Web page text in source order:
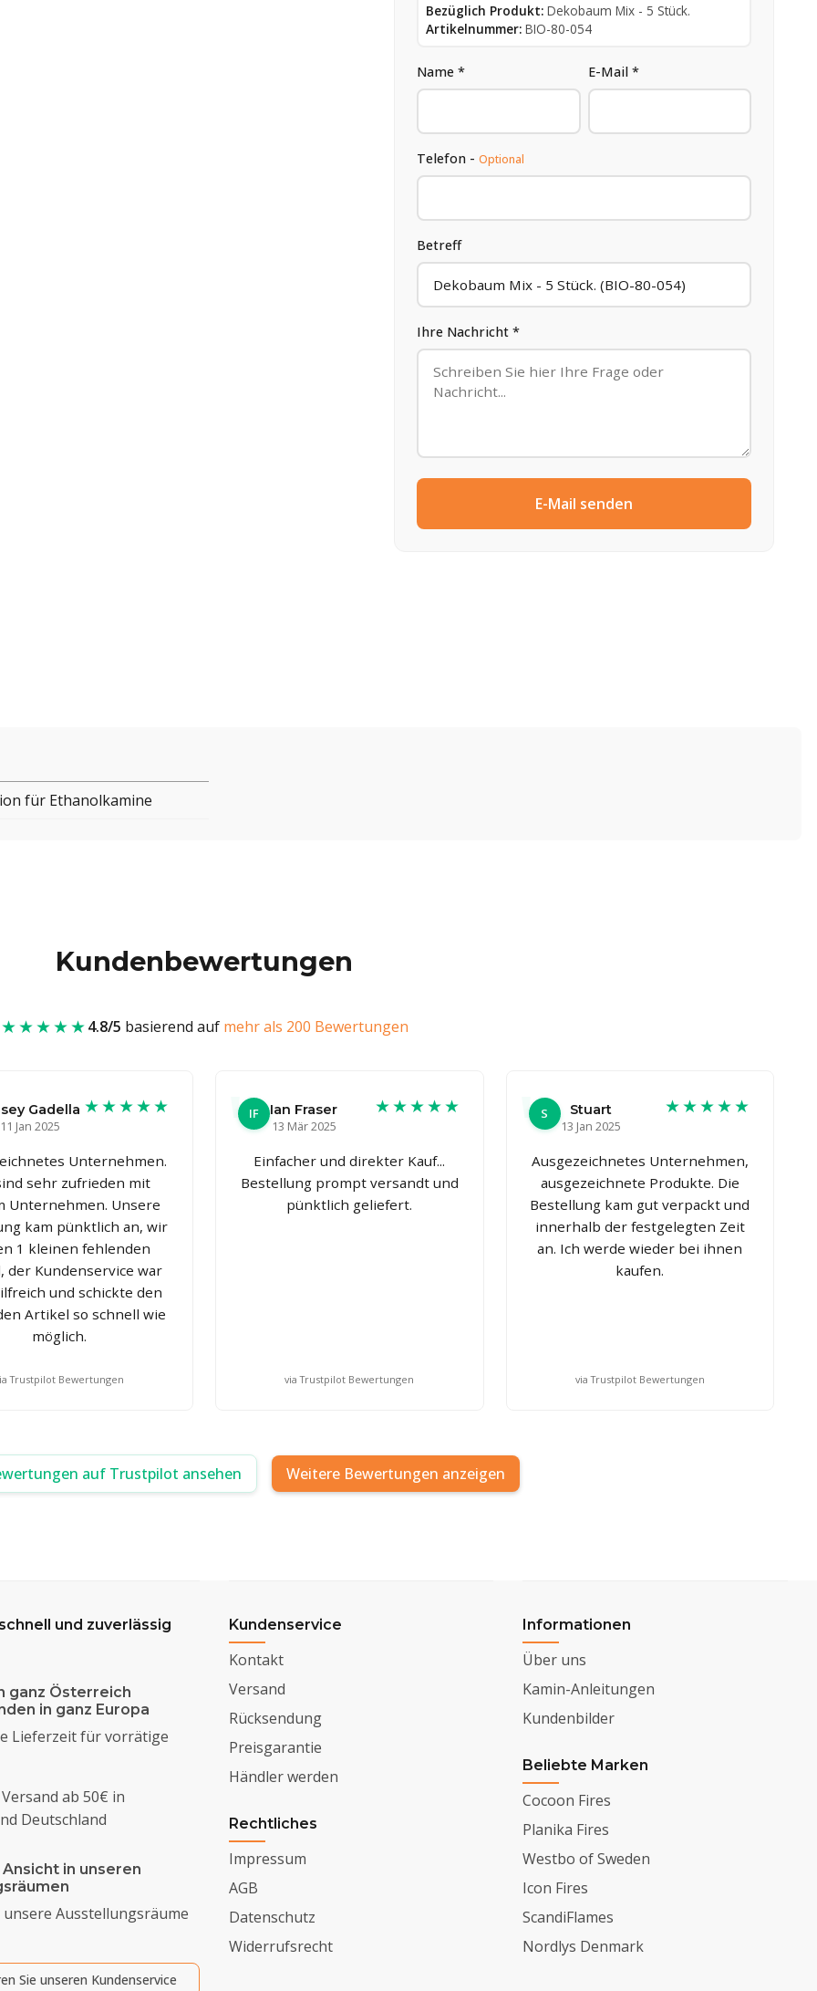
Bezüglich Produkt: Dekobaum Mix - 5 Stück.
Artikelnummer: BIO-80-054
Name * E-Mail *
Telefon -Optional
Betreff
Ihre Nachricht *
E-Mail senden
für Ethanolkamine
Kundenbewertungen
★★★★★4.8/5 basierend auf mehr als 200 Bewertungen
Gadella
11 Jan 2025
★★★★★
Unternehmen.
sehr zufrieden mit
Unternehmen. Unsere
kam pünktlich an, wir
1 kleinen fehlenden
der Kundenservice war
und schickte den
Artikel so schnell wie
möglich.
Trustpilot Bewertungen
IF
Ian Fraser
13 Mär 2025
★★★★★
Einfacher und direkter Kauf...
Bestellung prompt versandt und
pünktlich geliefert.
via Trustpilot Bewertungen
S
Stuart
13 Jan 2025
★★★★★
Ausgezeichnetes Unternehmen,
ausgezeichnete Produkte. Die
Bestellung kam gut verpackt und
innerhalb der festgelegten Zeit
an. Ich werde wieder bei ihnen
kaufen.
via Trustpilot Bewertungen
auf Trustpilot ansehen Weitere Bewertungen anzeigen
und zuverlässig
ganz Österreich
in ganz Europa
Lieferzeit für vorrätige
ab 50€ in
Deutschland
in unseren
unsere Ausstellungsräume
Sie unseren Kundenservice
Kundenservice
Kontakt
Versand
Rücksendung
Preisgarantie
Händler werden
Rechtliches
Impressum
AGB
Datenschutz
Widerrufsrecht
Informationen
Über uns
Kamin-Anleitungen
Kundenbilder
Beliebte Marken
Cocoon Fires
Planika Fires
Westbo of Sweden
Icon Fires
ScandiFlames
Nordlys Denmark